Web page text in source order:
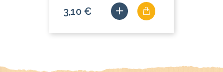
3,10 €